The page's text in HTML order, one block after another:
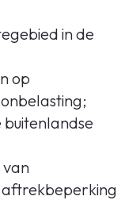
in de
op
van